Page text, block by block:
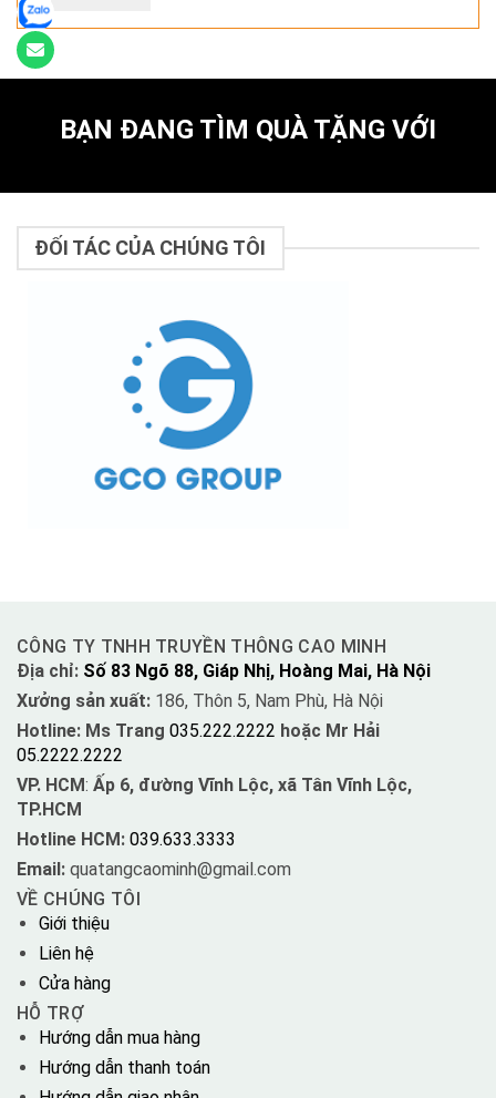
BẠN ĐANG TÌM QUÀ TẶNG VỚI
ĐỐI TÁC CỦA CHÚNG TÔI
CÔNG TY TNHH TRUYỀN THÔNG CAO MINH
Địa chỉ: Số 83 Ngõ 88, Giáp Nhị, Hoàng Mai, Hà Nội
Xưởng sản xuất: 186, Thôn 5, Nam Phù, Hà Nội
Hotline: Ms Trang 035.222.2222 hoặc Mr Hải
05.2222.2222
VP. HCM: Ấp 6, đường Vĩnh Lộc, xã Tân Vĩnh Lộc,
TP.HCM
Hotline HCM: 039.633.3333
Email: quatangcaominh@gmail.com
VỀ CHÚNG TÔI
Giới thiệu
Liên hệ
Cửa hàng
HỖ TRỢ
Hướng dẫn mua hàng
Hướng dẫn thanh toán